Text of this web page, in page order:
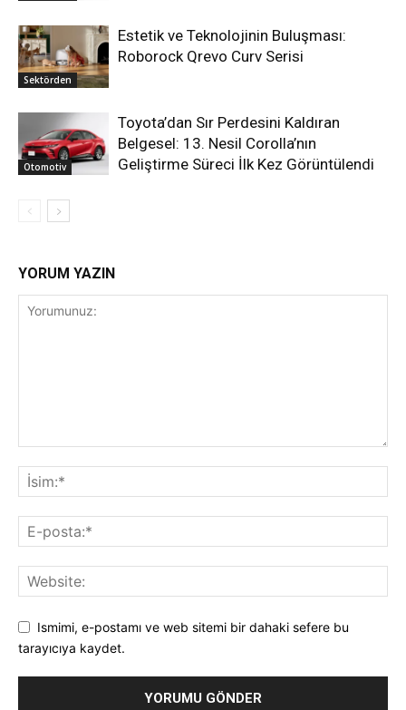
Sektörden
Estetik ve Teknolojinin Buluşması:
Roborock Qrevo Curv Serisi
Otomotiv
Toyota’dan Sır Perdesini Kaldıran
Belgesel: 13. Nesil Corolla’nın
Geliştirme Süreci İlk Kez Görüntülendi
YORUM YAZIN
Ismimi, e-postamı ve web sitemi bir dahaki sefere bu
tarayıcıya kaydet.